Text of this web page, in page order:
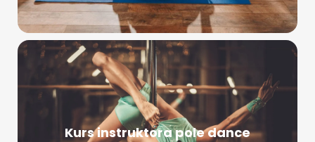
Kurs instruktora pole dance